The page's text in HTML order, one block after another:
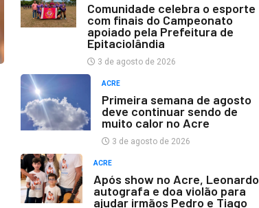
Comunidade celebra o esporte
com finais do Campeonato
apoiado pela Prefeitura de
Epitaciolândia
3 de agosto de 2026
ACRE
Primeira semana de agosto
deve continuar sendo de
muito calor no Acre
3 de agosto de 2026
ACRE
Após show no Acre, Leonardo
autografa e doa violão para
ajudar irmãos Pedro e Tiago